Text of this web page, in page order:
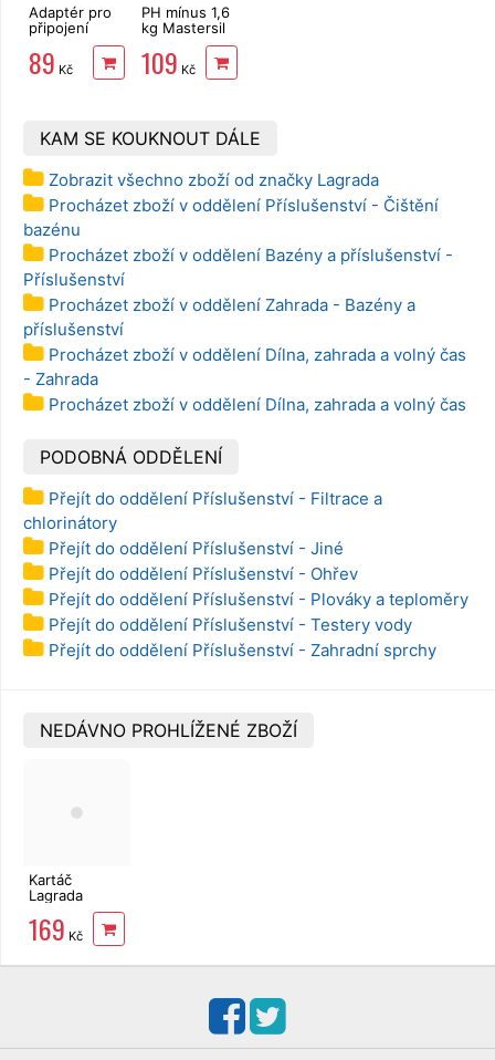
Adaptér pro
připojení
bazénového
vysavače 32
mm
89 Kč
PH mínus 1,6
kg Mastersil
109 Kč
KAM SE KOUKNOUT DÁLE
Zobrazit všechno zboží od značky Lagrada
Procházet zboží v oddělení Příslušenství - Čištění
bazénu
Procházet zboží v oddělení Bazény a příslušenství -
Příslušenství
Procházet zboží v oddělení Zahrada - Bazény a
příslušenství
Procházet zboží v oddělení Dílna, zahrada a volný čas
- Zahrada
Procházet zboží v oddělení Dílna, zahrada a volný čas
PODOBNÁ ODDĚLENÍ
Přejít do oddělení Příslušenství - Filtrace a
chlorinátory
Přejít do oddělení Příslušenství - Jiné
Přejít do oddělení Příslušenství - Ohřev
Přejít do oddělení Příslušenství - Plováky a teploměry
Přejít do oddělení Příslušenství - Testery vody
Přejít do oddělení Příslušenství - Zahradní sprchy
NEDÁVNO PROHLÍŽENÉ ZBOŽÍ
Kartáč
Lagrada
vysávací na
dno bazénu s
169 Kč